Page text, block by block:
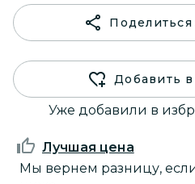
Добавить
Уже добавили в
Лучшая цена
Мы вернем разницу,